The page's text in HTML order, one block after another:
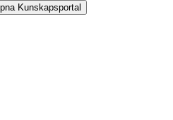
Kunskapsportal